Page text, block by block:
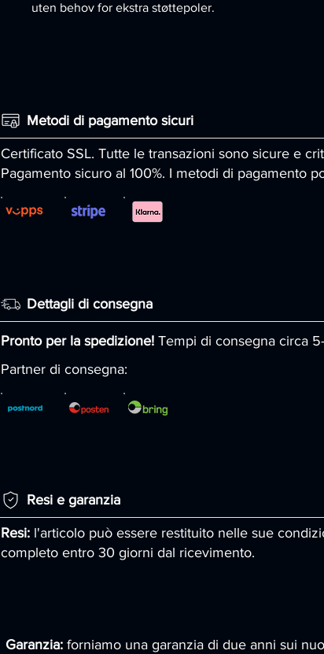
uten behov for ekstra støttepoler.
Metodi di pagamento sicuri
Certificato SSL. Tutte le transazioni sono sicure e
Pagamento sicuro al 100%. I metodi di pagamento
Dettagli di consegna
Pronto per la spedizione! Tempi di consegna circa
Partner di consegna:
Resi e garanzia
Resi: l'articolo può essere restituito nelle sue
completo entro 30 giorni dal ricevimento.
Garanzia: forniamo una garanzia di due anni sui